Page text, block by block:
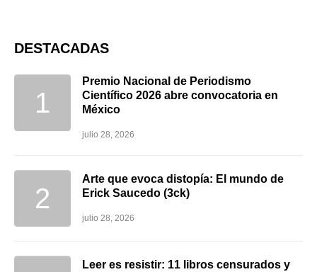
DESTACADAS
Premio Nacional de Periodismo
Científico 2026 abre convocatoria en
México
julio 28, 2026
Arte que evoca distopía: El mundo de
Erick Saucedo (3ck)
julio 28, 2026
Leer es resistir: 11 libros censurados y